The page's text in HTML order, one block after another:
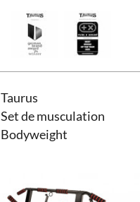
Taurus
Set de musculation
Bodyweight